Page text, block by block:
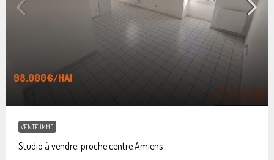
98.000€/HAI
VENTE IMMO
Studio à vendre, proche centre Amiens